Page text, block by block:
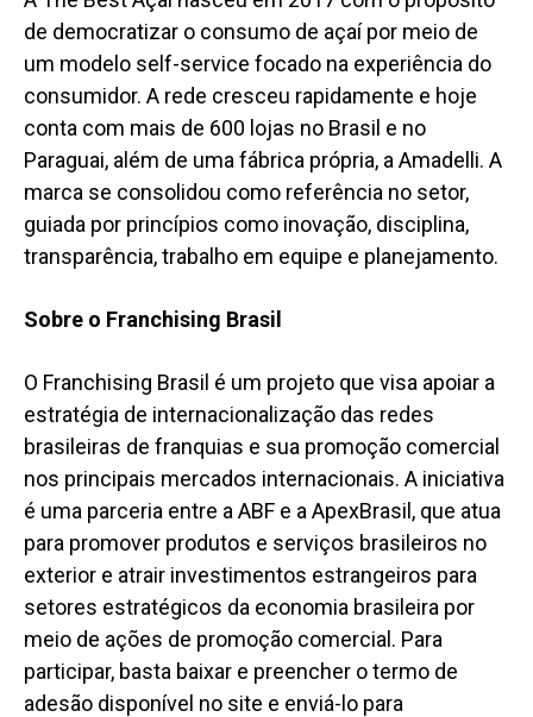
de democratizar o consumo de açaí por meio de
um modelo self-service focado na experiência do
consumidor. A rede cresceu rapidamente e hoje
conta com mais de 600 lojas no Brasil e no
Paraguai, além de uma fábrica própria, a Amadelli. A
marca se consolidou como referência no setor,
guiada por princípios como inovação, disciplina,
transparência, trabalho em equipe e planejamento.
Sobre o Franchising Brasil
O Franchising Brasil é um projeto que visa apoiar a
estratégia de internacionalização das redes
brasileiras de franquias e sua promoção comercial
nos principais mercados internacionais. A iniciativa
é uma parceria entre a ABF e a ApexBrasil, que atua
para promover produtos e serviços brasileiros no
exterior e atrair investimentos estrangeiros para
setores estratégicos da economia brasileira por
meio de ações de promoção comercial. Para
participar, basta baixar e preencher o termo de
adesão disponível no site e enviá-lo para